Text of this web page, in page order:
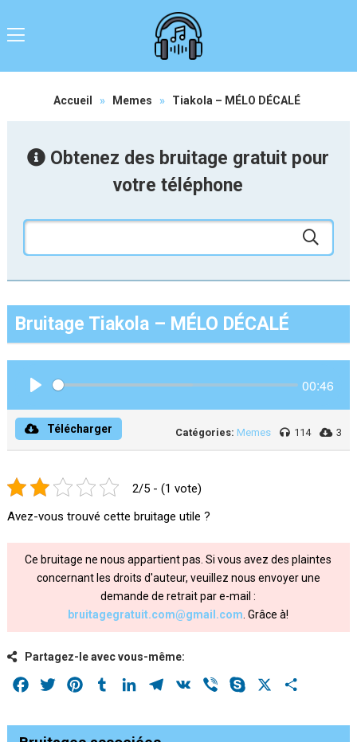
Accueil » Memes » Tiakola – MÉLO DÉCALÉ
Obtenez des bruitage gratuit pour
votre téléphone
Bruitage Tiakola – MÉLO DÉCALÉ
00:46
Télécharger Catégories: Memes 114 3
2/5 - (1 vote)
Avez-vous trouvé cette bruitage utile ?
Ce bruitage ne nous appartient pas. Si vous avez des plaintes
concernant les droits d'auteur, veuillez nous envoyer une
demande de retrait par e-mail :
bruitagegratuit.com@gmail.com . Grâce à!
Partagez-le avec vous-même:
Facebook
Twitter PinterestTumblrLinkedInTelegram
VK Viber Skype